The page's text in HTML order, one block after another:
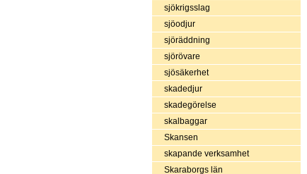
sjökrigsslag
sjöodjur
sjöräddning
sjörövare
sjösäkerhet
skadedjur
skadegörelse
skalbaggar
Skansen
skapande verksamhet
Skaraborgs län